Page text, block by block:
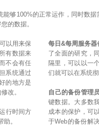
够100%的正常运作，同时数
的数据。
以用来保
有数据来
不会有任
系统通过
的地方是
改。
行时间方
。
每日&每周服务器
了全面的研究，
隔里，可以以一
们就可以在系统
自己的备份管理
键数据。大多数
成本的保护，可
于Web的备份解